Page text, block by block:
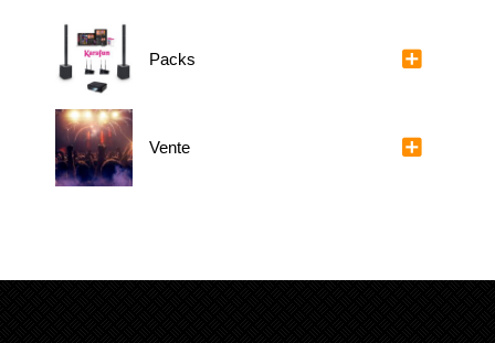
Packs
Vente